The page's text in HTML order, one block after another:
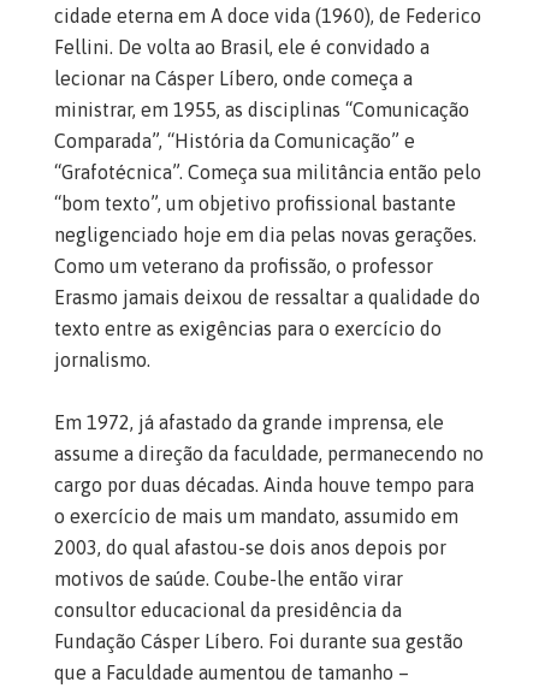
cidade eterna em A doce vida (1960), de Federico
Fellini. De volta ao Brasil, ele é convidado a
lecionar na Cásper Líbero, onde começa a
ministrar, em 1955, as disciplinas “Comunicação
Comparada”, “História da Comunicação” e
“Grafotécnica”. Começa sua militância então pelo
“bom texto”, um objetivo profissional bastante
negligenciado hoje em dia pelas novas gerações.
Como um veterano da profissão, o professor
Erasmo jamais deixou de ressaltar a qualidade do
texto entre as exigências para o exercício do
jornalismo.
Em 1972, já afastado da grande imprensa, ele
assume a direção da faculdade, permanecendo no
cargo por duas décadas. Ainda houve tempo para
o exercício de mais um mandato, assumido em
2003, do qual afastou-se dois anos depois por
motivos de saúde. Coube-lhe então virar
consultor educacional da presidência da
Fundação Cásper Líbero. Foi durante sua gestão
que a Faculdade aumentou de tamanho –